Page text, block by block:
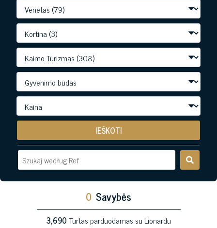
IEŠKOTI
0 Savybės
3,690Turtas parduodamas su Lionardu